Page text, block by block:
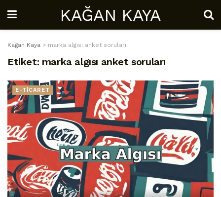
KAĞAN KAYA
Kağan Kaya > marka algısı anket soruları
Etiket: marka algısı anket soruları
E-TİCARET